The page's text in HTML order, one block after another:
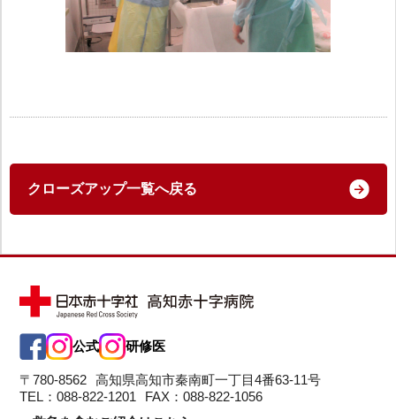
クローズアップ一覧へ戻る
公式 研修医
〒780-8562
高知県高知市秦南町一丁目4番63-11号
TEL：088-822-1201
FAX：088-822-1056